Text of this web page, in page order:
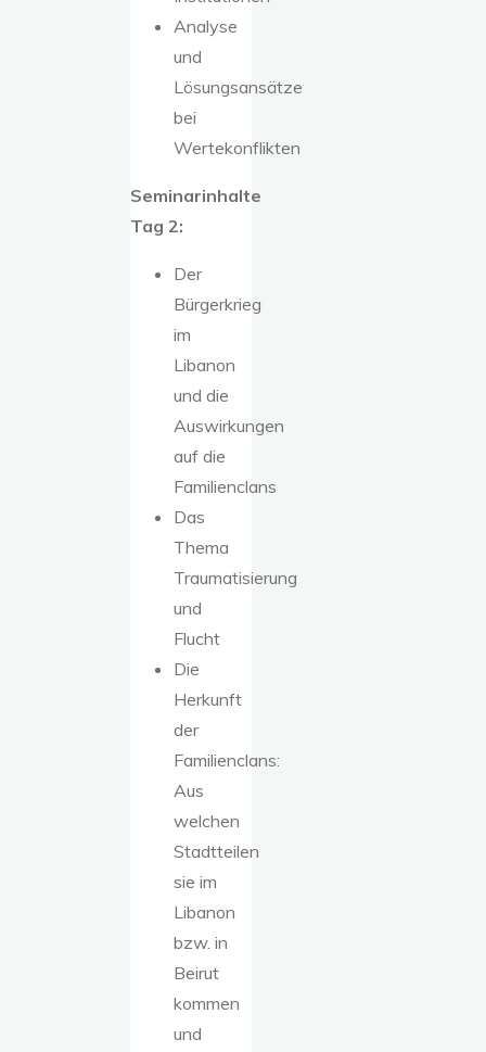
Analyse
und
Lösungsansätze
bei
Wertekonflikten
Seminarinhalte
Tag 2:
Der
Bürgerkrieg
im
Libanon
und die
Auswirkungen
auf die
Familienclans
Das
Thema
Traumatisierung
und
Flucht
Die
Herkunft
der
Familienclans:
Aus
welchen
Stadtteilen
sie im
Libanon
bzw. in
Beirut
kommen
und